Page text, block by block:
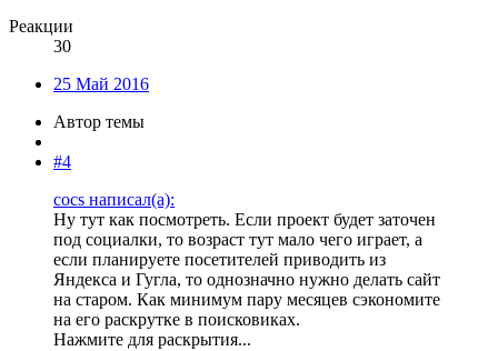
Реакции
30
25 Май 2016
Автор темы
#4
cocs написал(а):
Ну тут как посмотреть. Если проект будет заточен
под социалки, то возраст тут мало чего играет, а
если планируете посетителей приводить из
Яндекса и Гугла, то однозначно нужно делать сайт
на старом. Как минимум пару месяцев сэкономите
на его раскрутке в поисковиках.
Нажмите для раскрытия...